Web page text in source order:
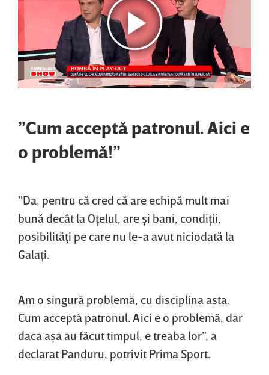
”Cum acceptă patronul. Aici e
o problemă!”
”Da, pentru că cred că are echipă mult mai
bună decât la Oţelul, are şi bani, condiţii,
posibilităţi pe care nu le-a avut niciodată la
Galaţi.
Am o singură problemă, cu disciplina asta.
Cum acceptă patronul. Aici e o problemă, dar
daca aşa au făcut timpul, e treaba lor”, a
declarat Panduru, potrivit Prima Sport.